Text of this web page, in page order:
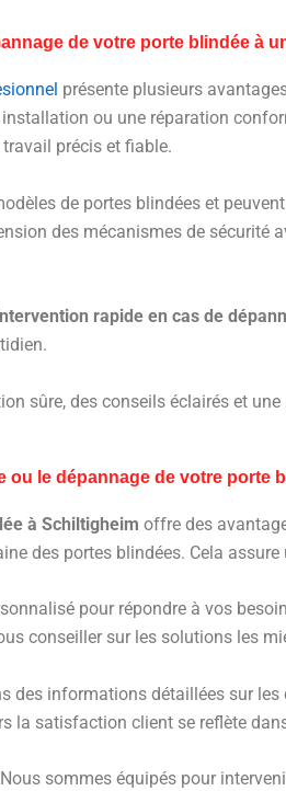
de votre porte blindée à
présente plusieurs
ou une réparation
précis et fiable.
de portes blindées et
des mécanismes de
rapide en cas de
sûre, des conseils éclairés et une
le dépannage de votre porte
à Schiltigheim offre des
des portes blindées. Cela
pour répondre à vos
conseiller sur les solutions les
des informations détaillées sur
la satisfaction client se reflète
sommes équipés pour